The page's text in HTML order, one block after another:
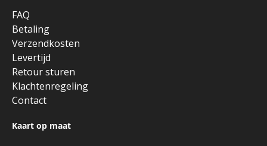
FAQ
Betaling
Verzendkosten
Levertijd
Retour sturen
Klachtenregeling
Contact
Kaart op maat